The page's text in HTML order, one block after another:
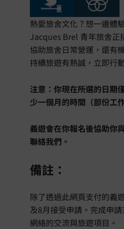
熱愛旅舍文化？想一邊體
Jacques Brel 青年旅舍正
協助旅舍日常營運，還有
持續旅遊有熱誠，立即行
注意：你現在所選的日期
少一個月的時間（部份工
義遊會在你報名後協助你
聯絡我們。
備註：
除了透過此網頁支付的義
及8月接受申請。完成申
網絡的交流與旅遊項目。